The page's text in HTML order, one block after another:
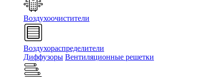
Воздухоочистители
Воздухораспределители
Диффузоры Вентиляционные решетки